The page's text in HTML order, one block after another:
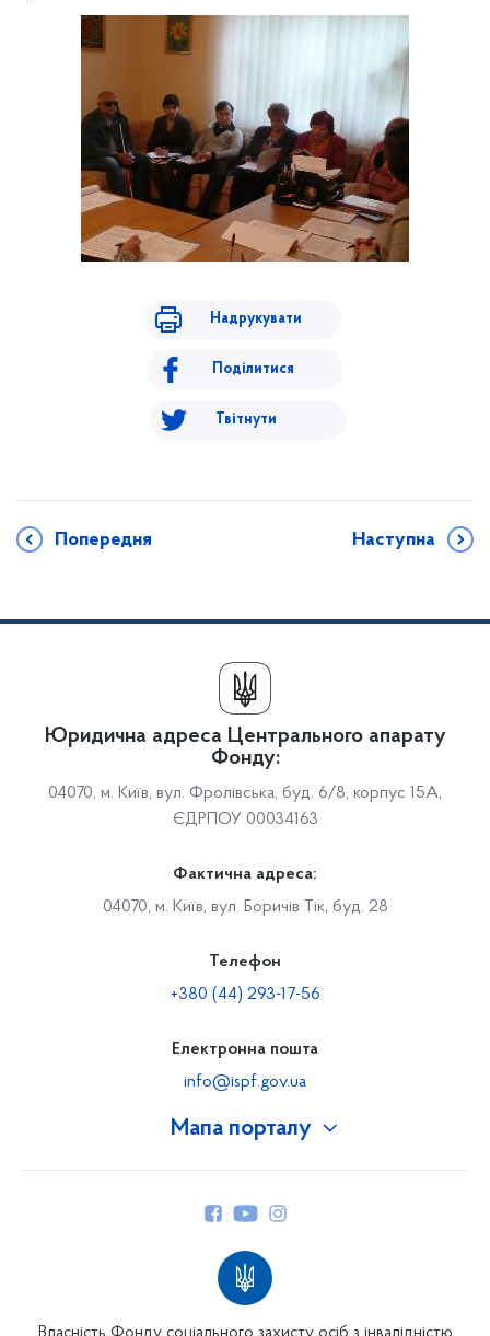
Надрукувати
Поділитися
Твітнути
Попередня Наступна
Мапа порталу
Юридична адреса Центрального апарату
Фонду:
04070, м. Київ, вул. Фролівська, буд. 6/8, корпус 15А,
ЄДРПОУ 00034163
Фактична адреса:
04070, м. Київ, вул. Боричів Тік, буд. 28
Телефон
+380 (44) 293-17-56
Електронна пошта
info@ispf.gov.ua